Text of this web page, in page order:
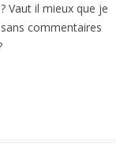
Vaut il mieux que je
commentaires